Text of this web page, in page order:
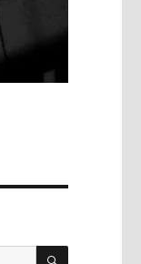
SUCHEN